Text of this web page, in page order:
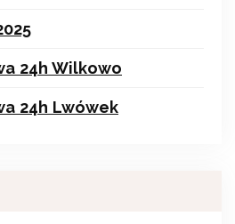
24h Wilkowo
24h Lwówek